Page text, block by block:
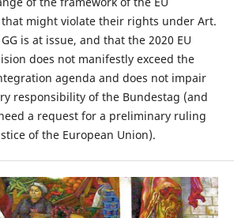
might violate their rights under Art.
is at issue, and that the 2020 EU
does not manifestly exceed the
agenda and does not impair
responsibility of the Bundestag (and
a request for a preliminary ruling
of the European Union).